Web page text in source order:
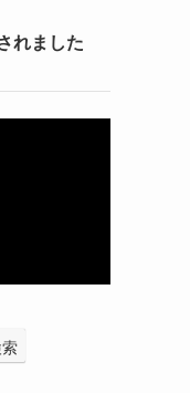
れました